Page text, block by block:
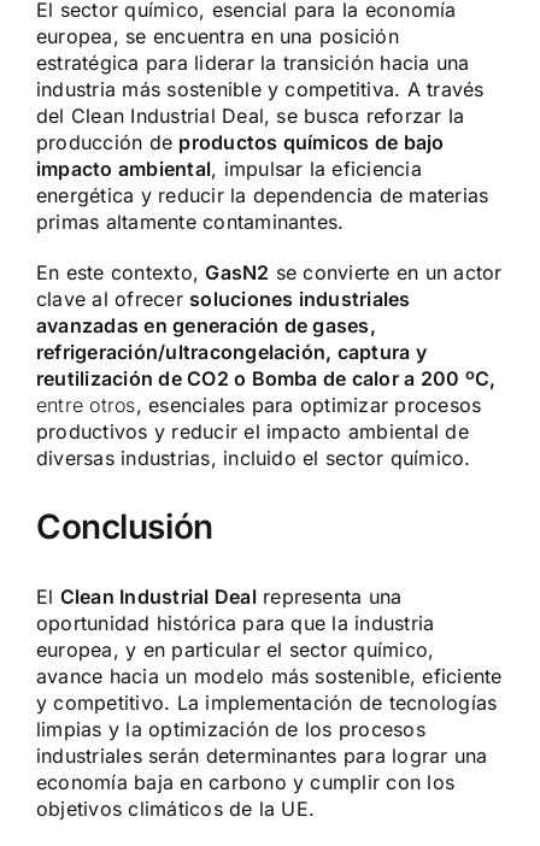
El sector químico, esencial para la economía
europea, se encuentra en una posición
estratégica para liderar la transición hacia una
industria más sostenible y competitiva. A través
del Clean Industrial Deal, se busca reforzar la
producción de productos químicos de bajo
impacto ambiental, impulsar la eficiencia
energética y reducir la dependencia de materias
primas altamente contaminantes.
En este contexto,GasN2 se convierte en un actor
clave al ofrecer soluciones industriales
avanzadas en generación de gases,
refrigeración/ultracongelación, captura y
reutilización de CO2 o Bomba de calor a 200 ºC,
entre otros,esenciales para optimizar procesos
productivos y reducir el impacto ambiental de
diversas industrias, incluido el sector químico.
Conclusión
El Clean Industrial Dealrepresenta una
oportunidad histórica para que la industria
europea, y en particular el sector químico,
avance hacia un modelo más sostenible, eficiente
y competitivo. La implementación de tecnologías
limpias y la optimización de los procesos
industriales serán determinantes para lograr una
economía baja en carbono y cumplir con los
objetivos climáticos de la UE.